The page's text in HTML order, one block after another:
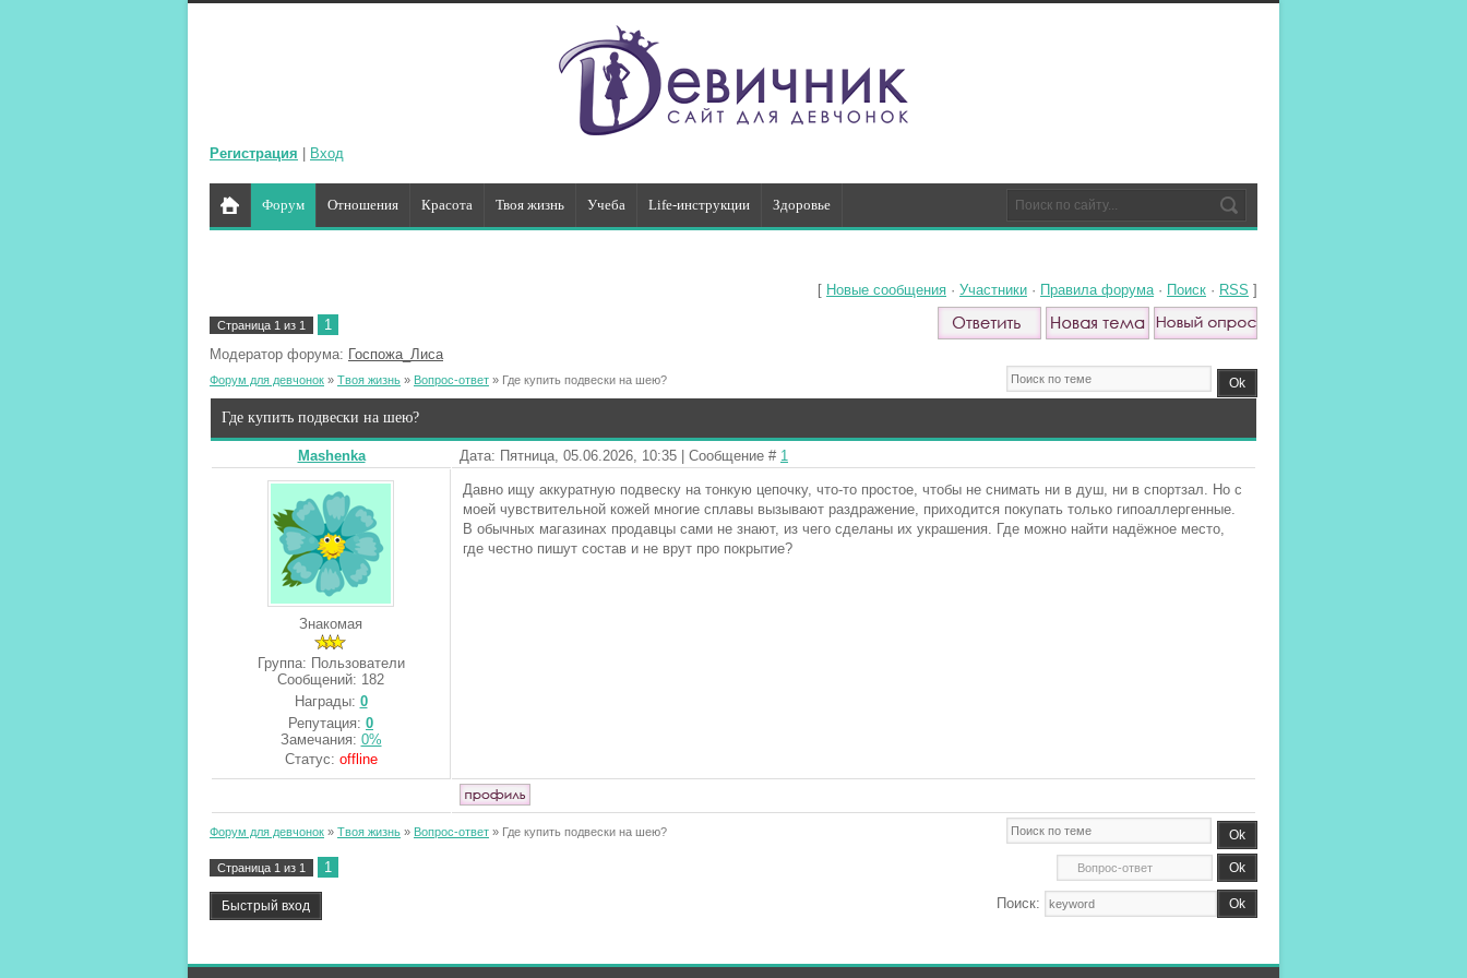
Регистрация Вход
Форум Отношения Красота Твоя жизнь Учеба Life-инструкции Здоровье
[ Новые сообщения · Участники · Правила форума· Поиск · RSS ]
Страница 1 из 1
1
Модератор форума: Госпожа_Лиса
Форум для девчонок » Твоя жизнь » Вопрос-ответ » Где купить подвески на шею?
Где купить подвески на шею?
Mashenka Дата: Пятница, 05.06.2026, 10:35 | Сообщение # 1
Знакомая
Группа: Пользователи
Сообщений: 182
Награды: 0
Репутация: 0
Замечания: 0%
Статус: offline
Давно ищу аккуратную подвеску на тонкую цепочку, что‑то простое, чтобы не снимать ни в душ, ни в спортзал. Но с
моей чувствительной кожей многие сплавы вызывают раздражение, приходится покупать только гипоаллергенные.
В обычных магазинах продавцы сами не знают, из чего сделаны их украшения. Где можно найти надёжное место,
где честно пишут состав и не врут про покрытие?
Форум для девчонок » Твоя жизнь » Вопрос-ответ » Где купить подвески на шею?
Страница 1 из 1 1
Поиск: